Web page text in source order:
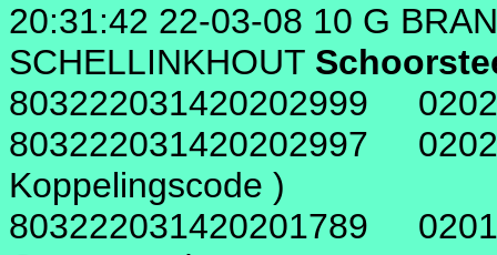
20:31:42 22-03-08 10 G
SCHELLINKHOUT
803222031420202999
803222031420202997
Koppelingscode )
803222031420201789